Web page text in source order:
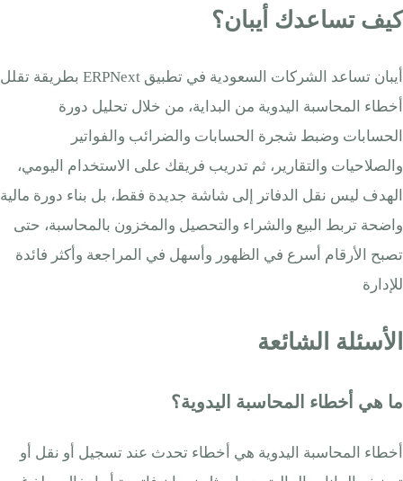
كيف تساعدك أيبان؟
أيبان تساعد الشركات السعودية في تطبيق ERPNext بطريقة تقلل
أخطاء المحاسبة اليدوية من البداية، من خلال تحليل دورة
الحسابات وضبط شجرة الحسابات والضرائب والفواتير
والصلاحيات والتقارير، ثم تدريب فريقك على الاستخدام اليومي،
الهدف ليس نقل الدفاتر إلى شاشة جديدة فقط، بل بناء دورة مالية
واضحة تربط البيع والشراء والتحصيل والمخزون بالمحاسبة، حتى
تصبح الأرقام أسرع في الظهور وأسهل في المراجعة وأكثر فائدة
للإدارة
الأسئلة الشائعة
ما هي أخطاء المحاسبة اليدوية؟
أخطاء المحاسبة اليدوية هي أخطاء تحدث عند تسجيل أو نقل أو